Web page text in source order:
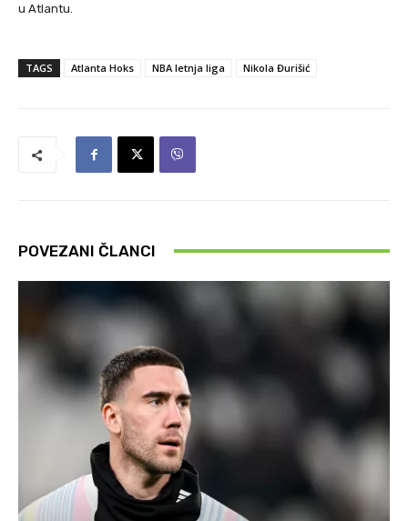
u Atlantu.
TAGS Atlanta Hoks NBA letnja liga Nikola Đurišić
POVEZANI ČLANCI